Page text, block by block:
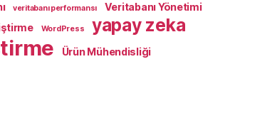
veritabanı performansı
Veritabanı Yönetimi
WordPress yapay zeka
Ürün Mühendisliği